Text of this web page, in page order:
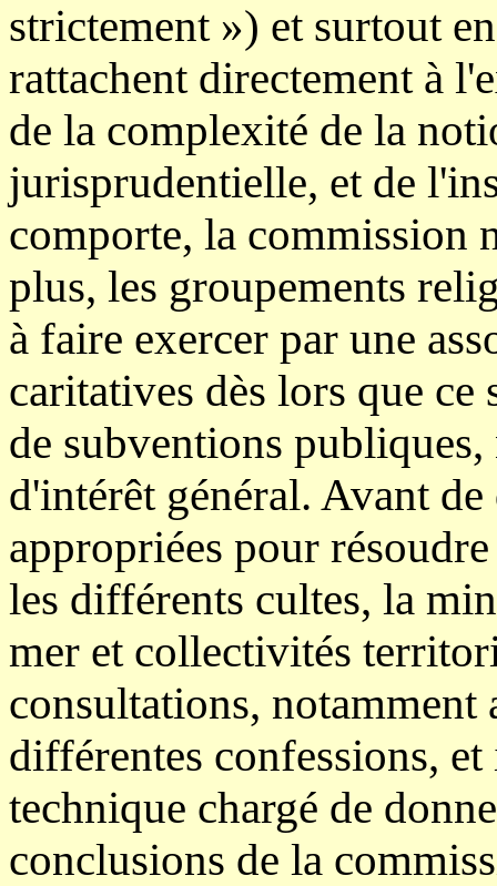
strictement ») et surtout
rattachent directement à
de la complexité de la
jurisprudentielle, et de
comporte, la commission
plus, les groupements
à faire exercer par une
caritatives dès lors que ce
de subventions
d'intérêt général. Avant
appropriées pour
les différents cultes, la
mer et collectivités
consultations, notamment
différentes confessions,
technique chargé de
conclusions de la